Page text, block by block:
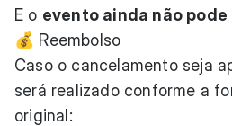
E o evento ainda não
💰 Reembolso
Caso o cancelamento seja
será realizado conforme a
original: